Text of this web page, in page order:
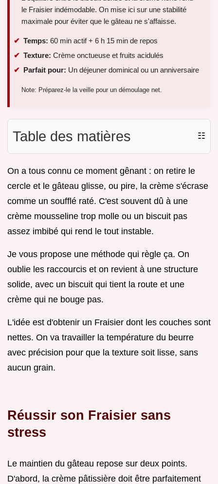
le Fraisier indémodable. On mise ici sur une stabilité
maximale pour éviter que le gâteau ne s'affaisse.
Temps: 60 min actif + 6 h 15 min de repos
Texture: Crème onctueuse et fruits acidulés
Parfait pour: Un déjeuner dominical ou un anniversaire
Note: Préparez-le la veille pour un démoulage net.
Table des matières ☷
On a tous connu ce moment gênant : on retire le
cercle et le gâteau glisse, ou pire, la crème s'écrase
comme un soufflé raté. C'est souvent dû à une
crème mousseline trop molle ou un biscuit pas
assez imbibé qui rend le tout instable.
Je vous propose une méthode qui règle ça. On
oublie les raccourcis et on revient à une structure
solide, avec un biscuit qui tient la route et une
crème qui ne bouge pas.
L'idée est d'obtenir un Fraisier dont les couches sont
nettes. On va travailler la température du beurre
avec précision pour que la texture soit lisse, sans
aucun grain.
Réussir son Fraisier sans
stress
Le maintien du gâteau repose sur deux points.
D'abord, la crème pâtissière doit être parfaitement